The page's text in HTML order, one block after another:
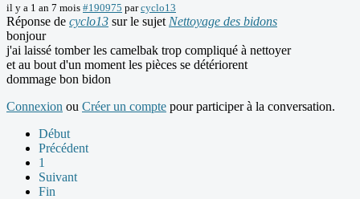
il y a 1 an 7 mois #190975 parcyclo13
Réponse de cyclo13 sur le sujet Nettoyage des bidons
bonjour
j'ai laissé tomber les camelbak trop compliqué à nettoyer
et au bout d'un moment les pièces se détériorent
dommage bon bidon
Connexion ou Créer un compte pour participer à la conversation.
Début
Précédent
1
Suivant
Fin